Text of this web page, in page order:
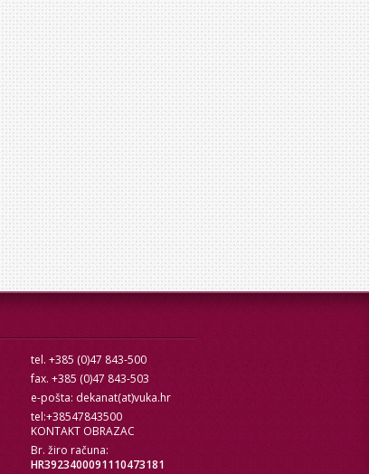
tel. +385 (0)47 843-500
fax. +385 (0)47 843-503
e-pošta: dekanat(at)vuka.hr
tel:+38547843500
KONTAKT OBRAZAC
Br. žiro računa:
HR3923400091110473181